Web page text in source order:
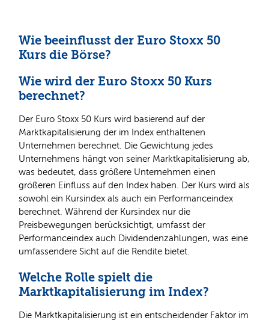
Wie beeinflusst der Euro Stoxx 50
Kurs die Börse?
Wie wird der Euro Stoxx 50 Kurs
berechnet?
Der Euro Stoxx 50 Kurs wird basierend auf der
Marktkapitalisierung der im Index enthaltenen
Unternehmen berechnet. Die Gewichtung jedes
Unternehmens hängt von seiner Marktkapitalisierung ab,
was bedeutet, dass größere Unternehmen einen
größeren Einfluss auf den Index haben. Der Kurs wird als
sowohl ein Kursindex als auch ein Performanceindex
berechnet. Während der Kursindex nur die
Preisbewegungen berücksichtigt, umfasst der
Performanceindex auch Dividendenzahlungen, was eine
umfassendere Sicht auf die Rendite bietet.
Welche Rolle spielt die
Marktkapitalisierung im Index?
Die Marktkapitalisierung ist ein entscheidender Faktor im